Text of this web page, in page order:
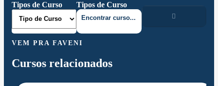
Tipos de Curso
Tipos de Curso
VEM PRA FAVENI
Cursos relacionados